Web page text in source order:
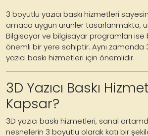
3 boyutlu yazıcı baskı hizmetleri
amaca uygun ürünler tasarlanmakta,
Bilgisayar ve bilgisayar programları
önemli bir yere sahiptir. Aynı zamanda
yazıcı baskı hizmetleri için önemlidir.
3D Yazıcı Baskı
Kapsar?
3D yazıcı baskı hizmetleri, sanal
nesnelerin 3 boyutlu olarak katı bir